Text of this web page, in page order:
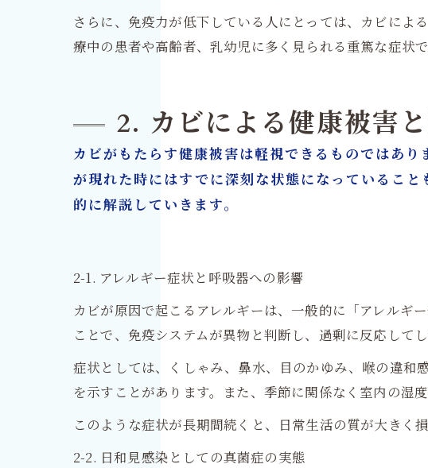
さらに、免疫力が低下している人にとっては、カビによ
療中の患者や高齢者、乳幼児に多く見られる重篤な症状
2. カビによる健康被害
カビがもたらす健康被害は軽視できるものではあ
が現れた時にはすでに深刻な状態になっているこ
的に解説していきます。
2-1. アレルギー症状と呼吸器への影響
カビが原因で起こるアレルギーは、一般的に「アレルギ
ことで、免疫システムが異物と判断し、過剰に反応して
症状としては、くしゃみ、鼻水、目のかゆみ、喉の違和
を示すことがあります。また、季節に関係なく室内の湿
このような症状が長期間続くと、日常生活の質が大きく
2-2. 日和見感染としての真菌症の実態